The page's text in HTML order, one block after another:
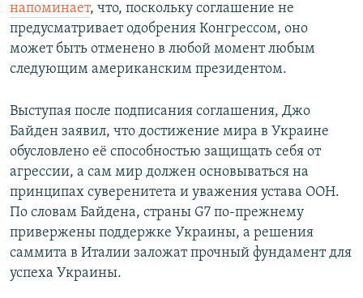
напоминает, что, поскольку соглашение не
предусматривает одобрения Конгрессом, оно
может быть отменено в любой момент любым
следующим американским президентом.
Выступая после подписания соглашения, Джо
Байден заявил, что достижение мира в Украине
обусловлено её способностью защищать себя от
агрессии, а сам мир должен основываться на
принципах суверенитета и уважения устава ООН.
По словам Байдена, страны G7 по-прежнему
привержены поддержке Украины, а решения
саммита в Италии заложат прочный фундамент для
успеха Украины.